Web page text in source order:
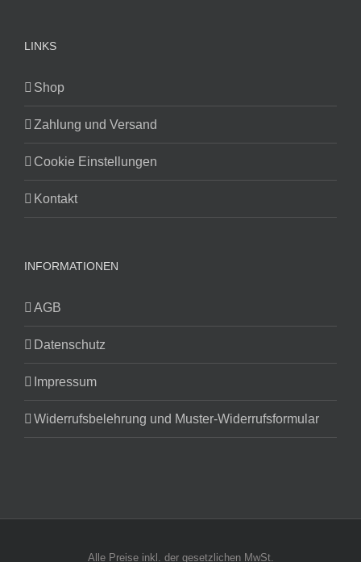
LINKS
Shop
Zahlung und Versand
Cookie Einstellungen
Kontakt
INFORMATIONEN
AGB
Datenschutz
Impressum
Widerrufsbelehrung und Muster-Widerrufsformular
Alle Preise inkl. der gesetzlichen MwSt.